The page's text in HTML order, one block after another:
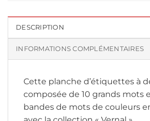
DESCRIPTION
INFORMATIONS COMPLÉMENTAIRES
Cette planche d’étiquettes à
composée de 10 grands mots
bandes de mots de couleurs